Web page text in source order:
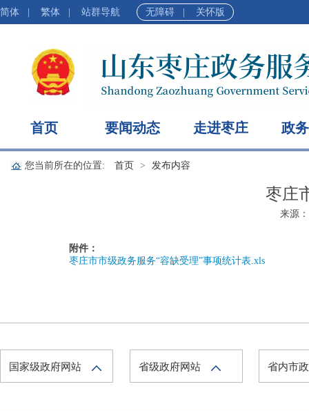
简体 繁体 站群导航 无障碍 关怀版
首页 要闻动态 走进枣庄 政
您当前所在的位置: 首页 发布内容
枣庄
来源：
附件：
枣庄市市级政务服务“容缺受理”事项统计表.xls
国家级政府网站 省级政府网站 省内市